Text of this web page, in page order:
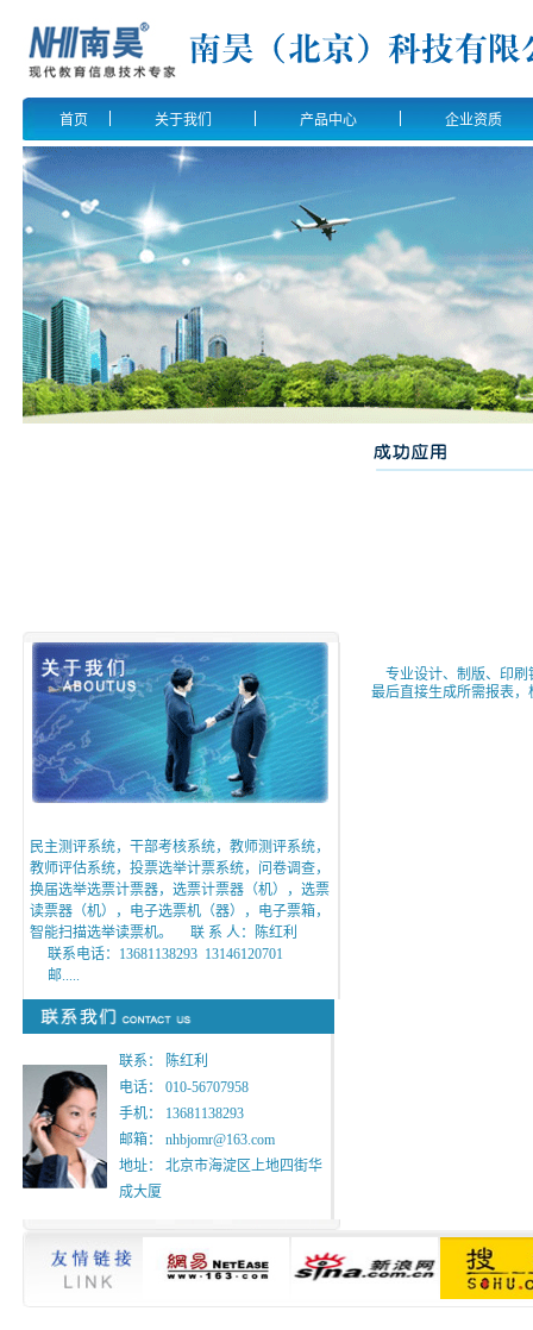
首页 关于我们 产品中心 企业资质
民主测评系统，干部考核系统，教师测评系统，
教师评估系统，投票选举计票系统，问卷调查，
换届选举选票计票器，选票计票器（机），选票
读票器（机），电子选票机（器），电子票箱，
智能扫描选举读票机。 联 系 人：陈红利
联系电话：13681138293 13146120701
邮.....
联系： 陈红利
电话： 010-56707958
手机： 13681138293
邮箱： nhbjomr@163.com
地址： 北京市海淀区上地四街华
成大厦
专业设计、制版、印刷
最后直接生成所需报表